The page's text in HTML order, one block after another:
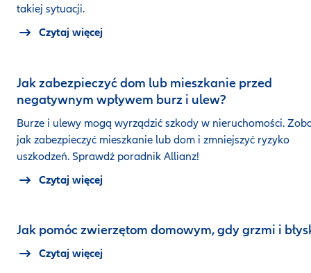
takiej sytuacji.
Czytaj więcej
Jak zabezpieczyć dom lub mieszkanie przed
negatywnym wpływem burz i ulew?
Burze i ulewy mogą wyrządzić szkody w nieruchomości.
jak zabezpieczyć mieszkanie lub dom i zmniejszyć ryzyko
uszkodzeń. Sprawdź poradnik Allianz!
Czytaj więcej
Jak pomóc zwierzętom domowym, gdy grzmi i
Czytaj więcej